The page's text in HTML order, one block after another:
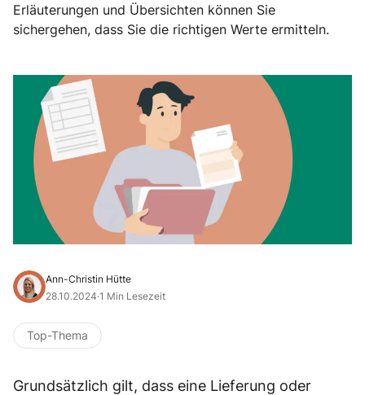
Erläuterungen und Übersichten können Sie
sichergehen, dass Sie die richtigen Werte ermitteln.
Ann-Christin Hütte
28.10.2024·1 Min Lesezeit
Top-Thema
Grundsätzlich gilt, dass eine Lieferung oder